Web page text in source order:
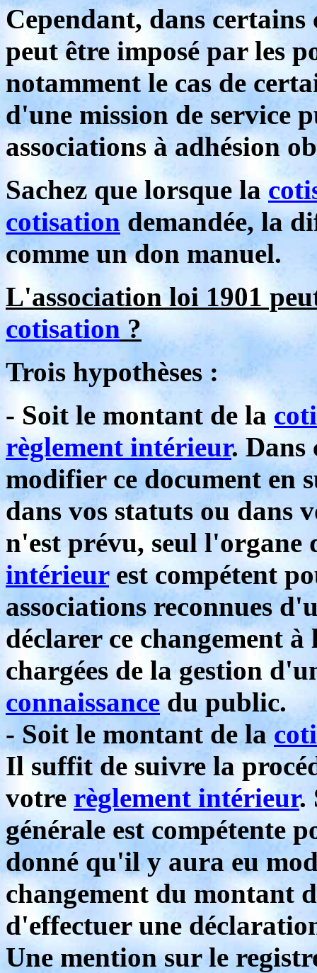
Cependant, dans
peut être imposé par les
notamment le cas de
d'une mission de service
associations à adhésion
Sachez que lorsque la
cotisation demandée, la
comme un don manuel.
L'association loi 1901
cotisation?
Trois hypothèses :
- Soit le montant de la
règlement intérieur. Dans
modifier ce document en
dans vos statuts ou dans
n'est prévu, seul l'organe
intérieurest compétent
associations reconnues
déclarer ce changement
chargées de la gestion
connaissancedu public.
- Soit le montant de la
Il suffit de suivre la
votre règlement intérieur.
générale est compétente
donné qu'il y aura eu
changement du montant
d'effectuer une
Une mention sur le